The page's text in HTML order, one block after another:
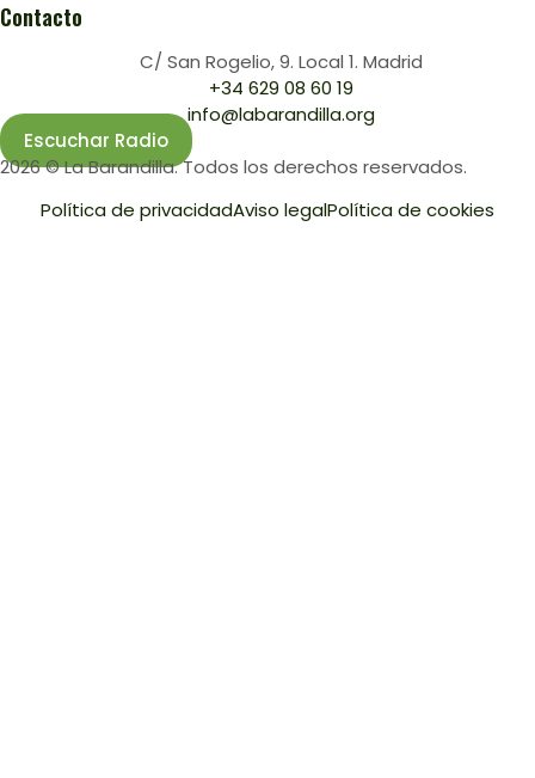
Contacto
C/ San Rogelio, 9. Local 1. Madrid
+34 629 08 60 19
info@labarandilla.org
Escuchar Radio
2026 © La Barandilla. Todos los derechos reservados.
Política de privacidadAviso legalPolítica de cookies